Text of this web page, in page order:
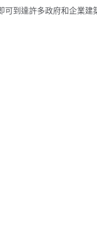
到達許多政府和企業建